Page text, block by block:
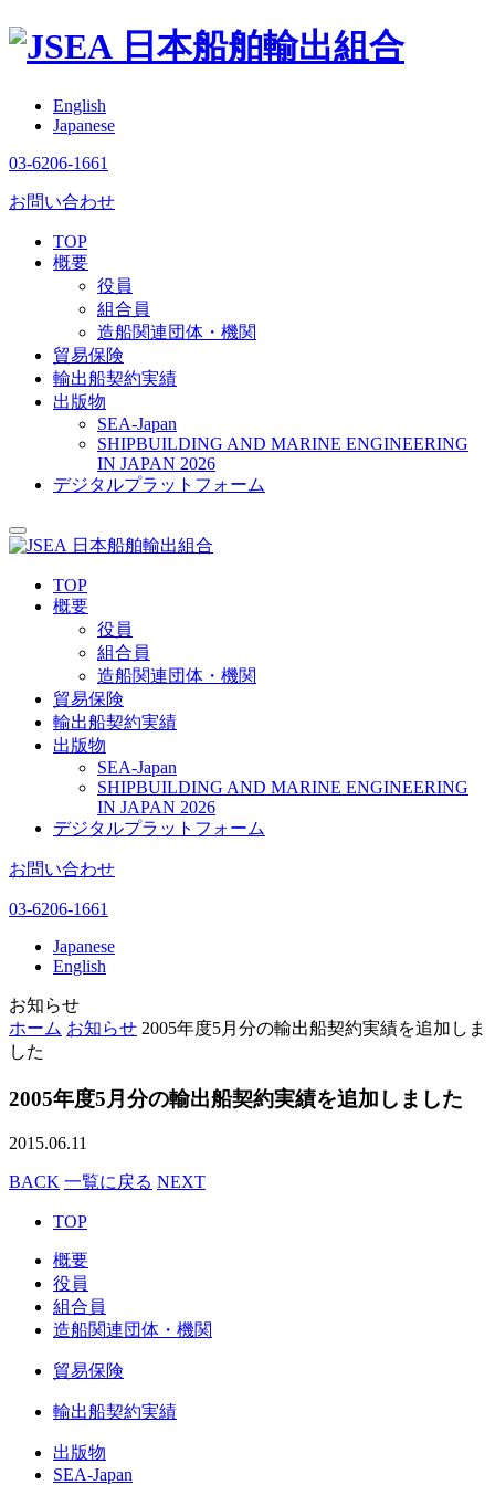
日本船舶輸出組合
English
Japanese
03-6206-1661
お問い合わせ
TOP
概要
役員
組合員
造船関連団体・機関
貿易保険
輸出船契約実績
出版物
SEA-Japan
SHIPBUILDING AND MARINE ENGINEERING
IN JAPAN 2026
デジタルプラットフォーム
日本船舶輸出組合
TOP
概要
役員
組合員
造船関連団体・機関
貿易保険
輸出船契約実績
出版物
SEA-Japan
SHIPBUILDING AND MARINE ENGINEERING
IN JAPAN 2026
デジタルプラットフォーム
お問い合わせ
03-6206-1661
Japanese
English
お知らせ
ホーム お知らせ 2005年度5月分の輸出船契約実績を追加しま
した
2005年度5月分の輸出船契約実績を追加しました
2015.06.11
BACK 一覧に戻る NEXT
TOP
概要
役員
組合員
造船関連団体・機関
貿易保険
輸出船契約実績
出版物
SEA-Japan